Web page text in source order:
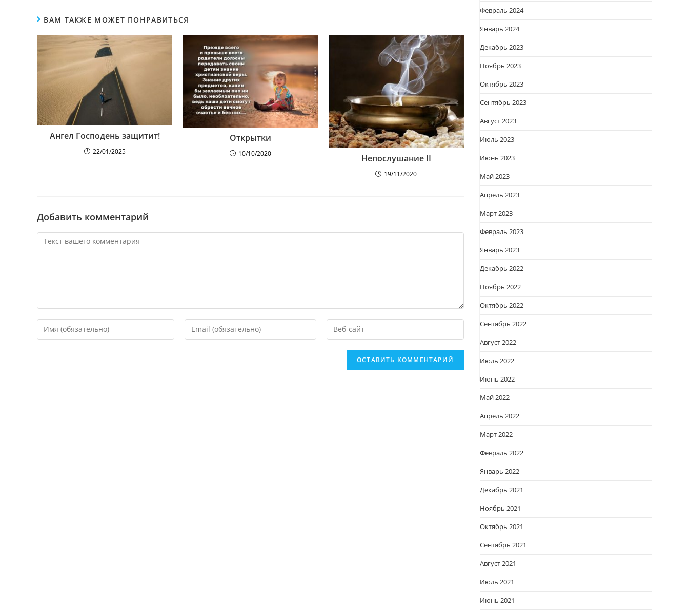
ВАМ ТАКЖЕ МОЖЕТ ПОНРАВИТЬСЯ
Ангел Господень защитит!
22/01/2025
Открытки
10/10/2020 Непослушание II
19/11/2020
Добавить комментарий
Февраль 2024
Январь 2024
Декабрь 2023
Ноябрь 2023
Октябрь 2023
Сентябрь 2023
Август 2023
Июль 2023
Июнь 2023
Май 2023
Апрель 2023
Март 2023
Февраль 2023
Январь 2023
Декабрь 2022
Ноябрь 2022
Октябрь 2022
Сентябрь 2022
Август 2022
Июль 2022
Июнь 2022
Май 2022
Апрель 2022
Март 2022
Февраль 2022
Январь 2022
Декабрь 2021
Ноябрь 2021
Октябрь 2021
Сентябрь 2021
Август 2021
Июль 2021
Июнь 2021